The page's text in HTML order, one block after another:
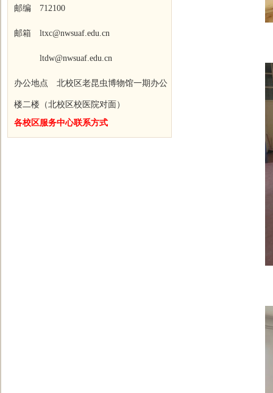
邮编 712100
邮箱 ltxc@nwsuaf.edu.cn
ltdw@nwsuaf.edu.cn
办公地点 北校区老昆虫博物馆一期办公
楼二楼（北校区校医院对面）
各校区服务中心联系方式